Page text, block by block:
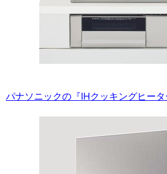
パナソニックの『IHクッキングヒータ